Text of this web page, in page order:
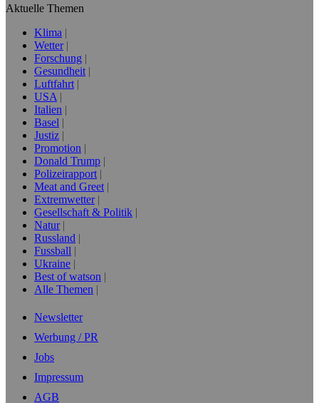
Aktuelle Themen
Klima
Wetter
Forschung
Gesundheit
Luftfahrt
USA
Italien
Basel
Justiz
Promotion
Donald Trump
Polizeirapport
Meat and Greet
Extremwetter
Gesellschaft & Politik
Natur
Russland
Fussball
Ukraine
Best of watson
Alle Themen
Newsletter
Werbung / PR
Jobs
Impressum
AGB